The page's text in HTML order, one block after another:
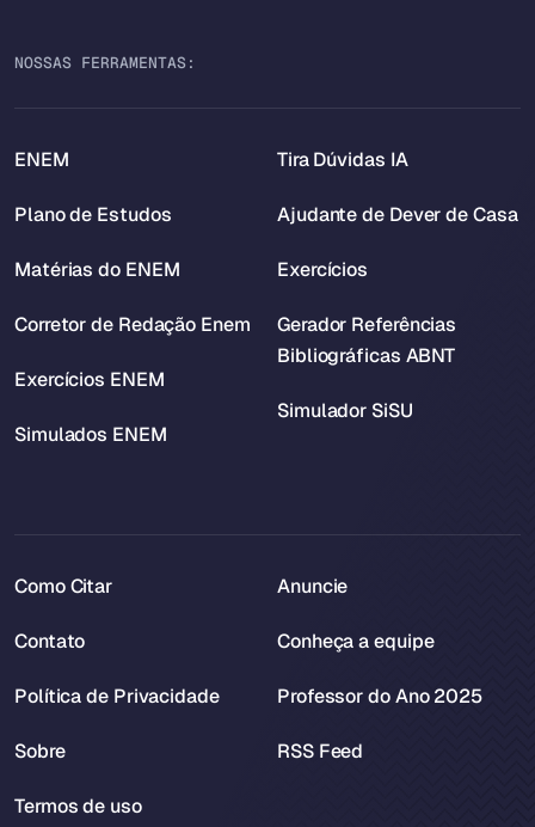
NOSSAS FERRAMENTAS:
ENEM
Plano de Estudos
Matérias do ENEM
Corretor de Redação Enem
Exercícios ENEM
Simulados ENEM
Tira Dúvidas IA
Ajudante de Dever de Casa
Exercícios
Gerador Referências
Bibliográficas ABNT
Simulador SiSU
Como Citar
Contato
Política de Privacidade
Sobre
Termos de uso
Anuncie
Conheça a equipe
Professor do Ano 2025
RSS Feed